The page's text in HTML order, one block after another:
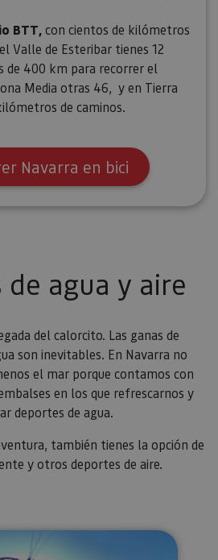
BTT,con cientos de kilómetros
Valle de Esteribar tienes 12
de 400 km para recorrer el
Media otras 46, y en Tierra
de caminos.
Navarra en bici
de agua y aire
del calorcito. Las ganas de
son inevitables. En Navarra no
el mar porque contamos con
en los que refrescarnos y
deportes de agua.
también tienes la opción de
y otros deportes de aire.
Vuelos biplaza en parapente